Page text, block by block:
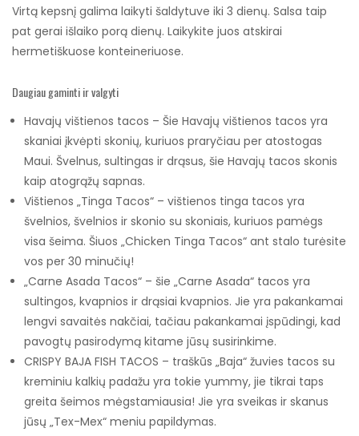
Virtą kepsnį galima laikyti šaldytuve iki 3 dienų. Salsa taip
pat gerai išlaiko porą dienų. Laikykite juos atskirai
hermetiškuose konteineriuose.
Daugiau gaminti ir valgyti
Havajų vištienos tacos – Šie Havajų vištienos tacos yra
skaniai įkvėpti skonių, kuriuos praryčiau per atostogas
Maui. Švelnus, sultingas ir drąsus, šie Havajų tacos skonis
kaip atogrąžų sapnas.
Vištienos „Tinga Tacos“ – vištienos tinga tacos yra
švelnios, švelnios ir skonio su skoniais, kuriuos pamėgs
visa šeima. Šiuos „Chicken Tinga Tacos“ ant stalo turėsite
vos per 30 minučių!
„Carne Asada Tacos“ – šie „Carne Asada“ tacos yra
sultingos, kvapnios ir drąsiai kvapnios. Jie yra pakankamai
lengvi savaitės nakčiai, tačiau pakankamai įspūdingi, kad
pavogtų pasirodymą kitame jūsų susirinkime.
CRISPY BAJA FISH TACOS – traškūs „Baja“ žuvies tacos su
kreminiu kalkių padažu yra tokie yummy, jie tikrai taps
greita šeimos mėgstamiausia! Jie yra sveikas ir skanus
jūsų „Tex-Mex“ meniu papildymas.